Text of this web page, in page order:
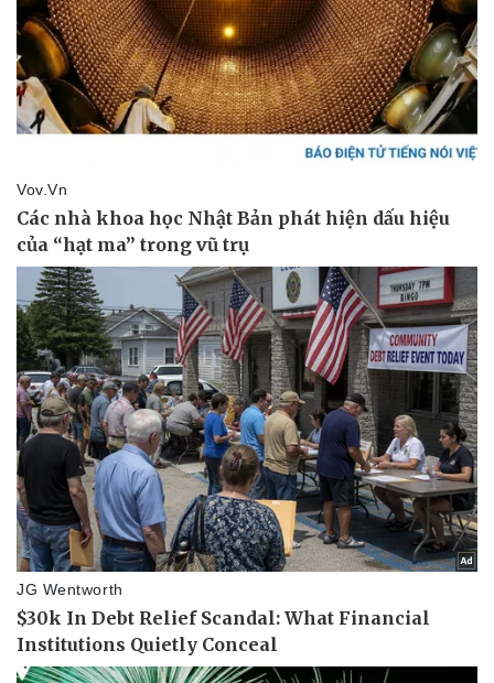
Doanh nghiệp
Thông tin doanh nghiệp
Doanh nghiệp 24h
Doanh nhân
Vì cộng đồng
Công nghệ
Sành điệu
Tin Công nghệ
Trải nghiệm
Chuyển đổi số